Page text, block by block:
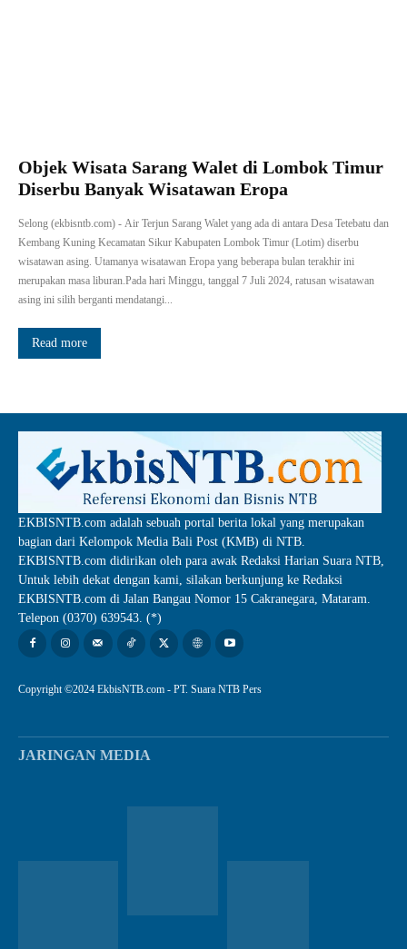
Objek Wisata Sarang Walet di Lombok Timur
Diserbu Banyak Wisatawan Eropa
Selong (ekbisntb.com) - Air Terjun Sarang Walet yang ada di antara Desa Tetebatu dan
Kembang Kuning Kecamatan Sikur Kabupaten Lombok Timur (Lotim) diserbu
wisatawan asing. Utamanya wisatawan Eropa yang beberapa bulan terakhir ini
merupakan masa liburan.Pada hari Minggu, tanggal 7 Juli 2024, ratusan wisatawan
asing ini silih berganti mendatangi...
Read more
EKBISNTB.com adalah sebuah portal berita lokal yang merupakan
bagian dari Kelompok Media Bali Post (KMB) di NTB.
EKBISNTB.com didirikan oleh para awak Redaksi Harian Suara NTB,
Untuk lebih dekat dengan kami, silakan berkunjung ke Redaksi
EKBISNTB.com di Jalan Bangau Nomor 15 Cakranegara, Mataram.
Telepon (0370) 639543. (*)
Copyright ©2024 EkbisNTB.com - PT. Suara NTB Pers
JARINGAN MEDIA